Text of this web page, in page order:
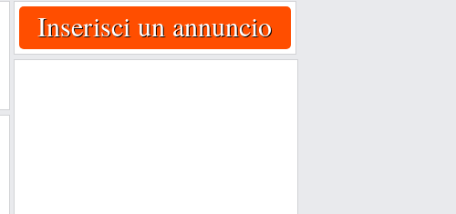
Inserisci un annuncio